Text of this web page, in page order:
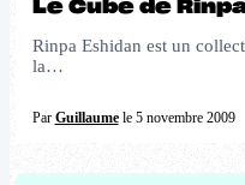
Le Cube de
Rinpa Eshidan est un
la…
Par Guillaumele 5 novembre 2009